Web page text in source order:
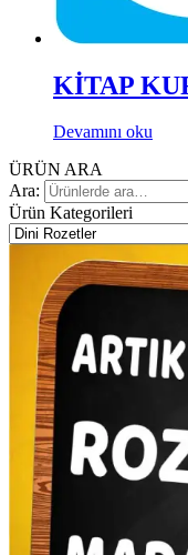
KİTAP
Devamını oku
ÜRÜN ARA
Ara:
Ürün Kategorileri